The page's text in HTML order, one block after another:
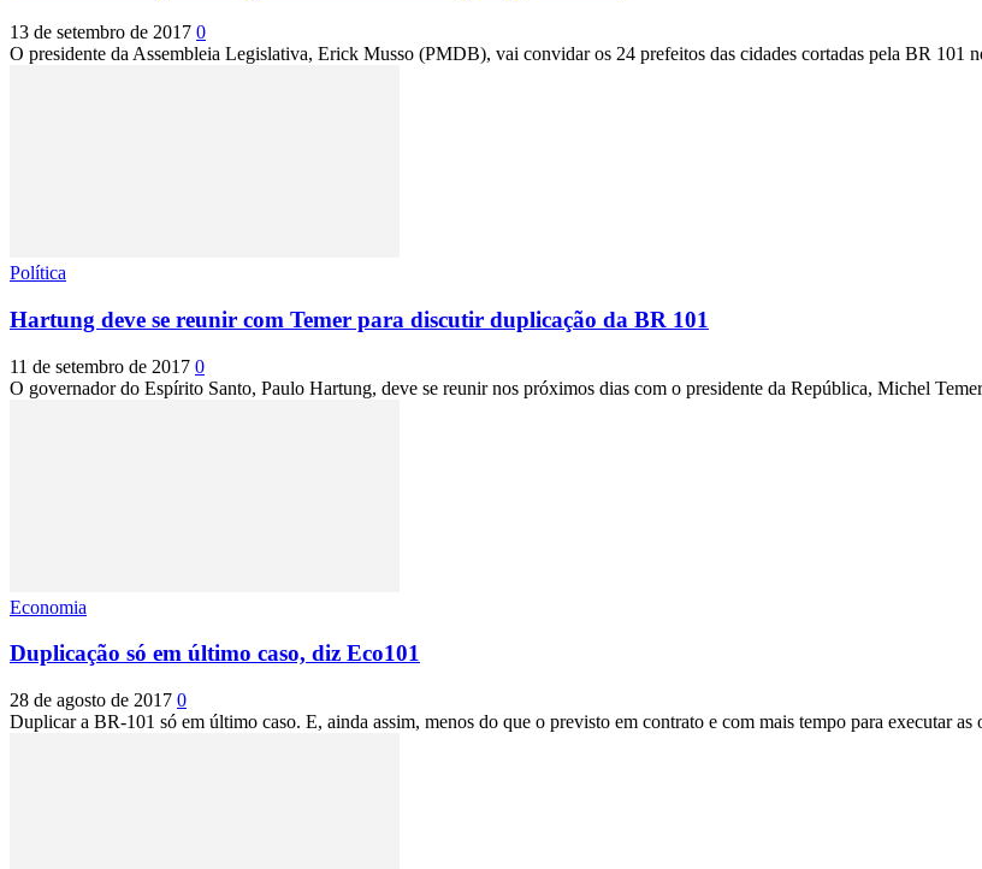
13 de setembro de 2017 0
O presidente da Assembleia Legislativa, Erick Musso (PMDB), vai convidar os 24 prefeitos das cidades cortadas pela BR 101
Política
Hartung deve se reunir com Temer para discutir duplicação da BR 101
11 de setembro de 2017 0
O governador do Espírito Santo, Paulo Hartung, deve se reunir nos próximos dias com o presidente da República, Michel
Economia
Duplicação só em último caso, diz Eco101
28 de agosto de 2017 0
Duplicar a BR-101 só em último caso. E, ainda assim, menos do que o previsto em contrato e com mais tempo para executar as